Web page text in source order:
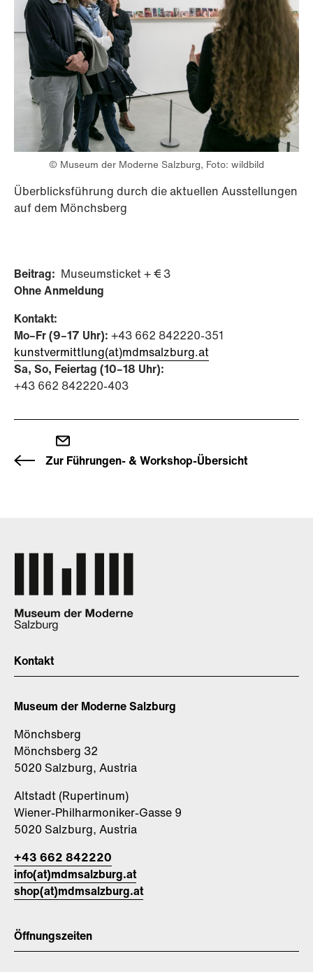
© Museum der Moderne Salzburg, Foto: wildbild
Überblicksführung durch die aktuellen Ausstellungen
auf dem Mönchsberg
Beitrag: Museumsticket + € 3
Ohne Anmeldung
Kontakt:
Mo–Fr (9–17 Uhr): +43 662 842220-351
kunstvermittlung(at)mdmsalzburg.at
Sa, So, Feiertag (10–18 Uhr):
+43 662 842220-403
Zur Führungen- & Workshop-Übersicht
Kontakt
Museum der Moderne Salzburg
Mönchsberg
Mönchsberg 32
5020 Salzburg, Austria
Altstadt (Rupertinum)
Wiener-Philharmoniker-Gasse 9
5020 Salzburg, Austria
+43 662 842220
info(at)mdmsalzburg.at
shop(at)mdmsalzburg.at
Öffnungszeiten